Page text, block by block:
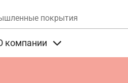
покрытия
компании